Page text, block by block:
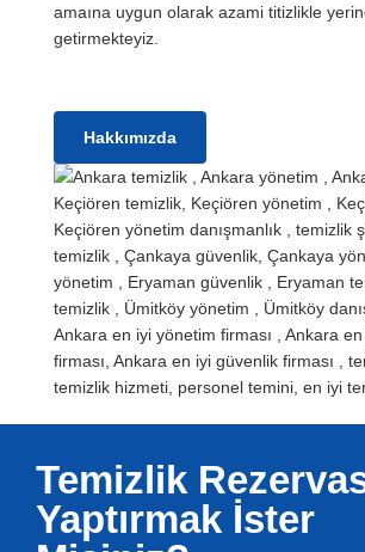
amaına uygun olarak azami titizlikle
getirmekteyiz.
Hakkımızda
Temizlik
Yaptırmak İster